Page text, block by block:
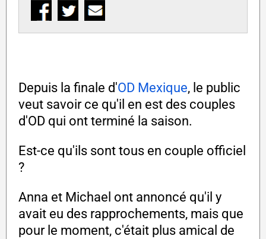
Depuis la finale d'OD Mexique, le public
veut savoir ce qu'il en est des couples
d'OD qui ont terminé la saison.
Est-ce qu'ils sont tous en couple officiel
?
Anna et Michael ont annoncé qu'il y
avait eu des rapprochements, mais que
pour le moment, c'était plus amical de